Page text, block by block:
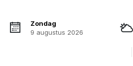
Zondag
9 augustus 2026